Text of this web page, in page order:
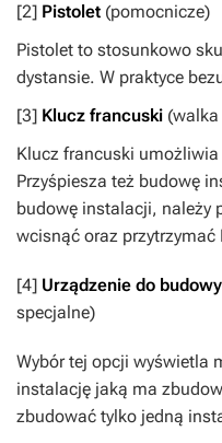
[2] Pistolet (pomocnicze)
Pistolet to stosunkowo
dystansie. W praktyce
[3] Klucz francuski
Klucz francuski
Przyśpiesza też budowę
budowę instalacji, należy
wcisnąć oraz przytrzymać
[4] Urządzenie do
specjalne)
Wybór tej opcji wyświetla
instalację jaką ma
zbudować tylko jedną